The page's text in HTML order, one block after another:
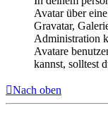
Avatar über
Gravatar,
Administration
Avatare
kannst, solltest
Nach oben